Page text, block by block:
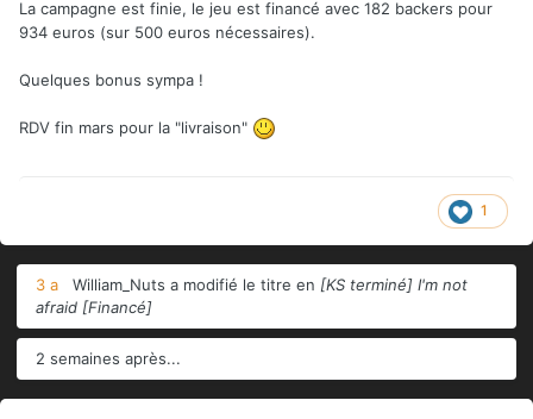
La campagne est finie, le jeu est financé avec 182 backers pour
934 euros (sur 500 euros nécessaires).
Quelques bonus sympa !
RDV fin mars pour la "livraison"
1
3 a William_Nuts a modifié le titre en [KS terminé] I'm not
afraid [Financé]
2 semaines après...